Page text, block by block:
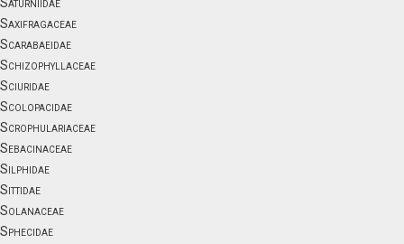
Saxifragaceae
Scarabaeidae
Schizophyllaceae
Sciuridae
Scolopacidae
Scrophulariaceae
Sebacinaceae
Silphidae
Sittidae
Solanaceae
Sphecidae